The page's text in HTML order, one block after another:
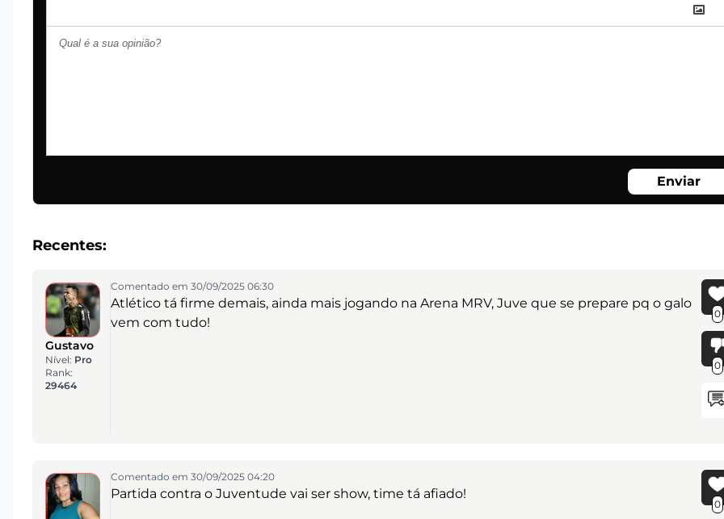
Enviar
Recentes:
Gustavo
Nível: Pro
Rank:
29464
Comentado em 30/09/2025 06:30
Atlético tá firme demais, ainda mais jogando na Arena MRV, Juve que se prepare pq o galo
vem com tudo!
0
0
Comentado em 30/09/2025 04:20
Partida contra o Juventude vai ser show, time tá afiado!
0